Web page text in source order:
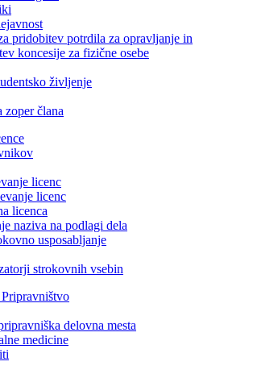
pridobitev potrdila za opravljanje in
koncesije za fizične osebe
življenje
zoper člana
licenc
licenc
licenca
naziva na podlagi dela
usposabljanje
strokovnih vsebin
delovna mesta
medicine